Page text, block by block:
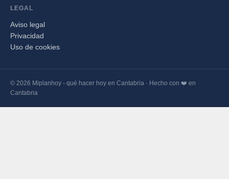
LEGAL
Aviso legal
Privacidad
Uso de cookies
© 2026 Miplanhoy - qué hacer hoy en Cantabria · Hecho con ❤️ en
Cantabria